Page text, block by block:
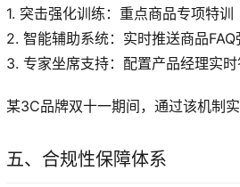
1. 突击强化训练：重点商品专项特训
2. 智能辅助系统：实时推送商品FAQ
3. 专家坐席支持：配置产品经理实
某3C品牌双十一期间，通过该机制
五、合规性保障体系